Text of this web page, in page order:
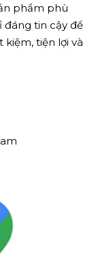
phẩm phù
đáng tin cậy để
tiện lợi và